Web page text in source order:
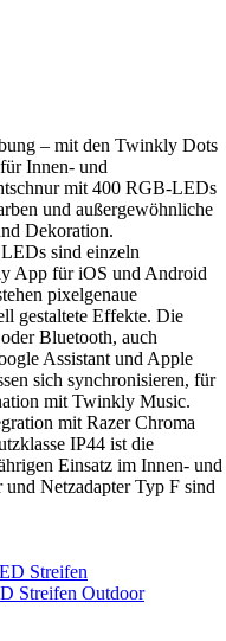
– mit den Twinkly Dots
Innen- und
mit 400 RGB-LEDs
und außergewöhnliche
Dekoration.
sind einzeln
App für iOS und Android
pixelgenaue
gestaltete Effekte. Die
Bluetooth, auch
Assistant und Apple
sich synchronisieren, für
mit Twinkly Music.
mit Razer Chroma
IP44 ist die
Einsatz im Innen- und
Netzadapter Typ F sind
Streifen
Streifen Outdoor